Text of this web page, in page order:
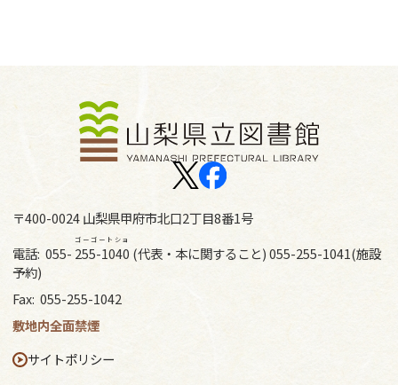
〒400-0024 山梨県甲府市北口2丁目8番1号
電話: 055- 255-1040
ゴーゴートショ
(代表・本に関すること) 055-255-1041(施設
予約)
Fax: 055-255-1042
敷地内全面禁煙
サイトポリシー